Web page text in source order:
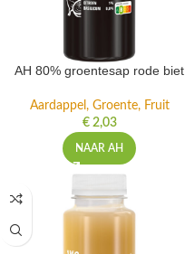
AH 80% groentesap rode biet
Aardappel, Groente, Fruit
€2,03
NAAR AH